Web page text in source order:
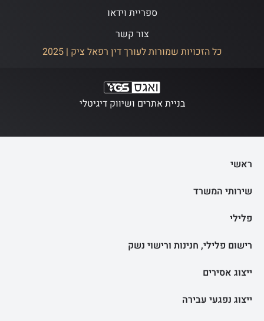
ספריית וידאו
צור קשר
כל הזכויות שמורות לעורך דין רפאל ציק | 2025
בניית אתרים ושיווק דיגיטלי
ראשי
שירותי המשרד
פלילי
רישום פלילי, חנינות ורישוי נשק
ייצוג אסירים
ייצוג נפגעי עבירה